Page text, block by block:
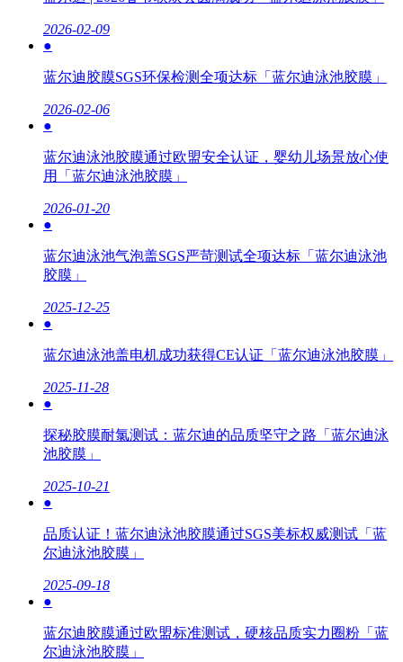
2026-02-09
●
蓝尔迪胶膜SGS环保检测全项达标「蓝尔迪泳池胶膜」
2026-02-06
●
蓝尔迪泳池胶膜通过欧盟安全认证，婴幼儿场景放心使
用「蓝尔迪泳池胶膜」
2026-01-20
●
蓝尔迪泳池气泡盖SGS严苛测试全项达标「蓝尔迪泳池
胶膜」
2025-12-25
●
蓝尔迪泳池盖电机成功获得CE认证「蓝尔迪泳池胶膜」
2025-11-28
●
探秘胶膜耐氯测试：蓝尔迪的品质坚守之路「蓝尔迪泳
池胶膜」
2025-10-21
●
品质认证！蓝尔迪泳池胶膜通过SGS美标权威测试「蓝
尔迪泳池胶膜」
2025-09-18
●
蓝尔迪胶膜通过欧盟标准测试，硬核品质实力圈粉「蓝
尔迪泳池胶膜」